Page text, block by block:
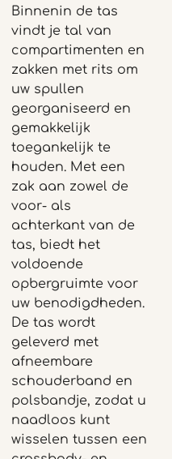
Binnenin de tas
vindt je tal van
compartimenten en
zakken met rits om
uw spullen
georganiseerd en
gemakkelijk
toegankelijk te
houden. Met een
zak aan zowel de
voor- als
achterkant van de
tas, biedt het
voldoende
opbergruimte voor
uw benodigdheden.
De tas wordt
geleverd met
afneembare
schouderband en
polsbandje, zodat u
naadloos kunt
wisselen tussen een